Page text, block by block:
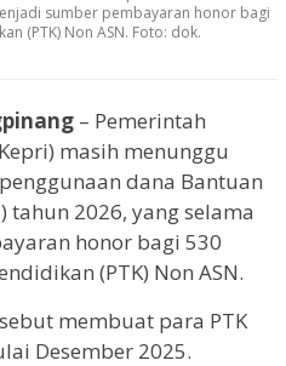
sumber pembayaran honor bagi
(PTK) Non ASN. Foto: dok.
– Pemerintah
masih menunggu
dana Bantuan
tahun 2026, yang selama
honor bagi 530
(PTK) Non ASN.
membuat para PTK
Desember 2025.